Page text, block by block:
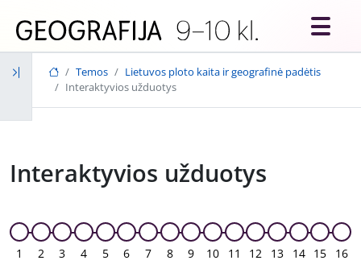
Temos
Lietuvos ploto kaita ir geografinė padėtis
Interaktyvios užduotys
Interaktyvios užduotys
1 2 3 4 5 6 7 8 9 10 11 12 13 14 15 16